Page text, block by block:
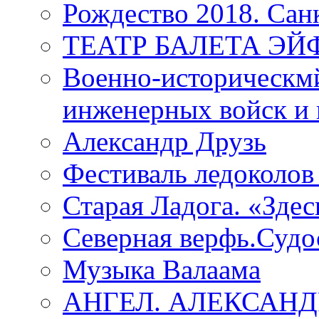
Рождество 2018.
ТЕАТР БАЛЕТА
Военно-
инженерных войск и
Александр Друзь
Фестиваль
Старая Ладога.
Северная
Музыка Валаама
АНГЕЛ.